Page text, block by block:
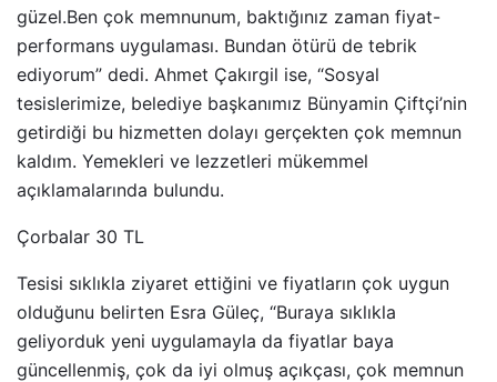
güzel.Ben çok memnunum, baktığınız zaman fiyat-
performans uygulaması. Bundan ötürü de tebrik
ediyorum” dedi. Ahmet Çakırgil ise, “Sosyal
tesislerimize, belediye başkanımız Bünyamin Çiftçi’nin
getirdiği bu hizmetten dolayı gerçekten çok memnun
kaldım. Yemekleri ve lezzetleri mükemmel
açıklamalarında bulundu.
Çorbalar 30 TL
Tesisi sıklıkla ziyaret ettiğini ve fiyatların çok uygun
olduğunu belirten Esra Güleç, “Buraya sıklıkla
geliyorduk yeni uygulamayla da fiyatlar baya
güncellenmiş, çok da iyi olmuş açıkçası, çok memnun